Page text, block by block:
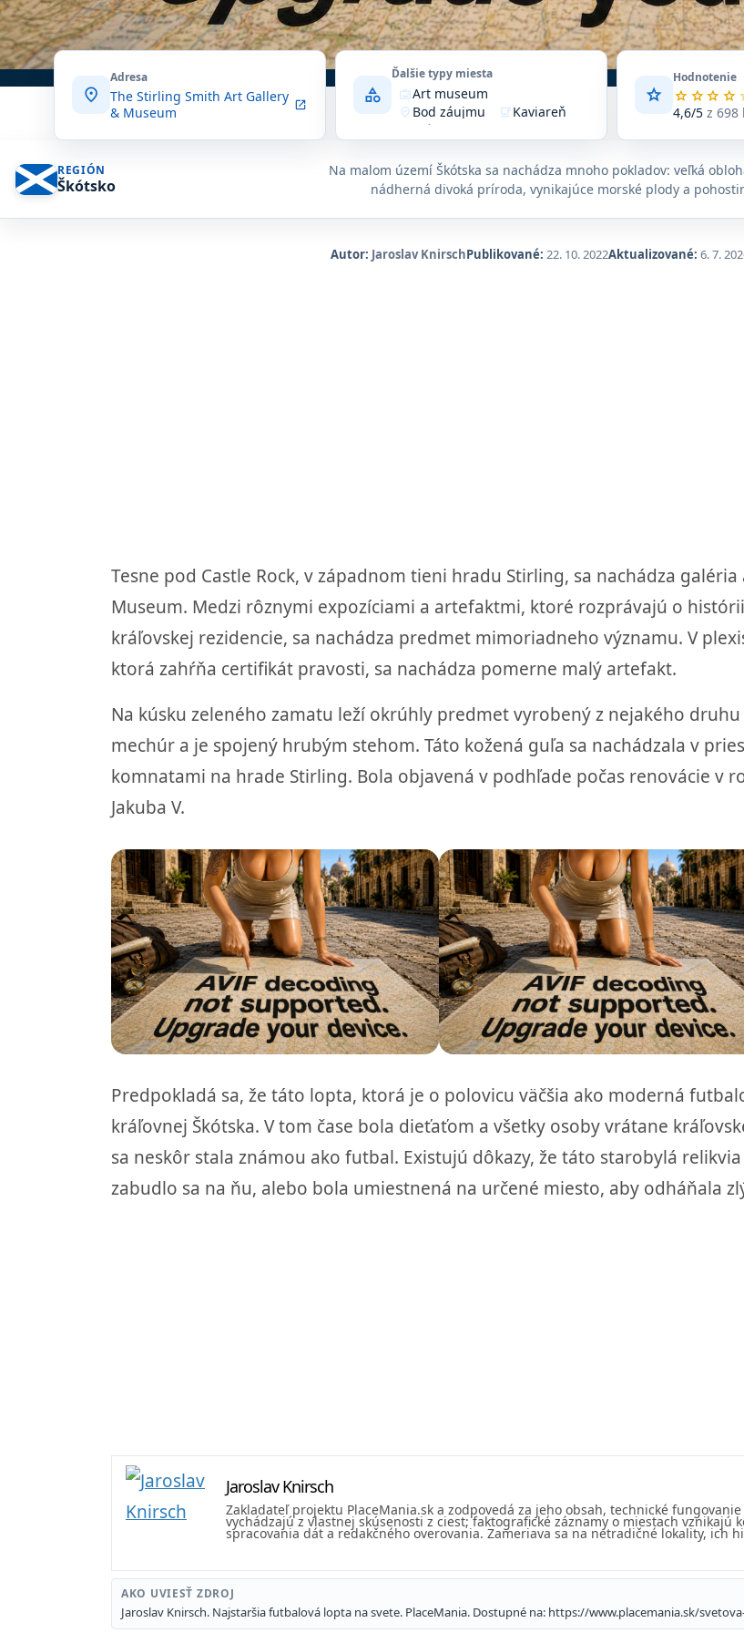
location_on
Adresa
The Stirling Smith Art Gallery
& Museum
open_in_new category
Ďalšie typy miesta
wall_artArt museum
where_to_vote Bod záujmu local_cafeKaviareň
Múzeum
location_onZariadenie
star
Hodnotenie
star star star star
4,6/5z 698
Priemerné
hodnotenie
z
na
základe
Google
REGIÓN
Škótsko
Na malom území Škótska sa nachádza mnoho pokladov: veľká
nádherná divoká príroda, vynikajúce morské plody a
Autor: Jaroslav KnirschPublikované: 22. 10. 2022Aktualizované: 6. 7.
Tesne pod Castle Rock, v západnom tieni hradu Stirling, sa nachádza
Museum. Medzi rôznymi expozíciami a artefaktmi, ktoré rozprávajú o
kráľovskej rezidencie, sa nachádza predmet mimoriadneho významu. V
ktorá zahŕňa certifikát pravosti, sa nachádza pomerne malý artefakt.
Na kúsku zeleného zamatu leží okrúhly predmet vyrobený z nejakého
mechúr a je spojený hrubým stehom. Táto kožená guľa sa nachádzala v
komnatami na hrade Stirling. Bola objavená v podhľade počas renovácie v
Jakuba V.
Predpokladá sa, že táto lopta, ktorá je o polovicu väčšia ako moderná
kráľovnej Škótska. V tom čase bola dieťaťom a všetky osoby vrátane
sa neskôr stala známou ako futbal. Existujú dôkazy, že táto starobylá
zabudlo sa na ňu, alebo bola umiestnená na určené miesto, aby odháňala
Jaroslav Knirsch
Zakladateľ projektu PlaceMania.sk a zodpovedá za jeho obsah, technické
vychádzajú z vlastnej skúsenosti z ciest; faktografické záznamy o miestach
spracovania dát a redakčného overovania. Zameriava sa na netradičné lokality, ich
AKO UVIESŤ ZDROJ
Jaroslav Knirsch. Najstaršia futbalová lopta na svete. PlaceMania. Dostupné na: https://www.placemania.sk/